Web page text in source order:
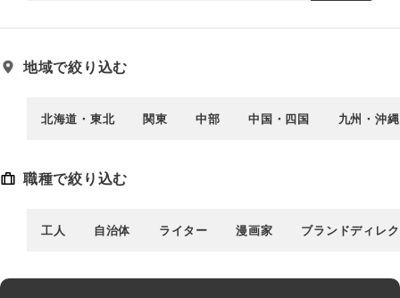
地域で絞り込む
北海道・東北 関東 中部 中国・四国 九州・沖縄
職種で絞り込む
工人 自治体 ライター 漫画家 ブランドディレ